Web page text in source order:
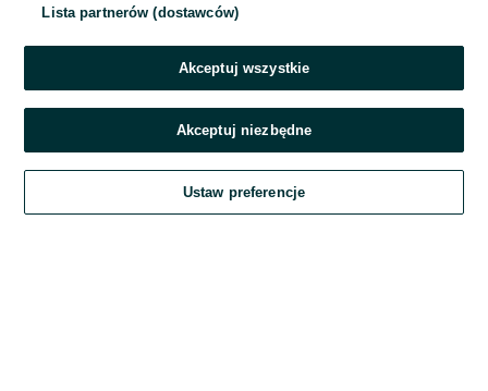
Nie pamiętasz hasła?
Zaloguj się
Kontynuując za pośrednictwem jednego z dostawców wskazanych powyżej,
Regulamin serwisu OLX.pl w jego aktualnym brzmieniu.
Lista partnerów (dostawców)
Akceptuj wszystkie
Akceptuj niezbędne
Ustaw preferencje